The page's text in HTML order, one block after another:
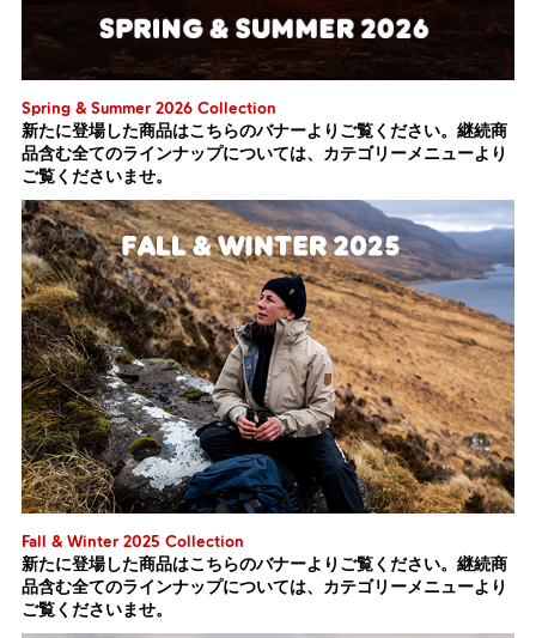
Spring & Summer 2026 Collection
新たに登場した商品はこちらのバナーよりご覧ください。継続商
品含む全てのラインナップについては、カテゴリーメニューより
ご覧くださいませ。
Fall & Winter 2025 Collection
新たに登場した商品はこちらのバナーよりご覧ください。継続商
品含む全てのラインナップについては、カテゴリーメニューより
ご覧くださいませ。